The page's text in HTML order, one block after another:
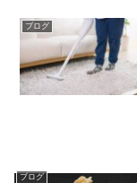
ブログ
ブログ